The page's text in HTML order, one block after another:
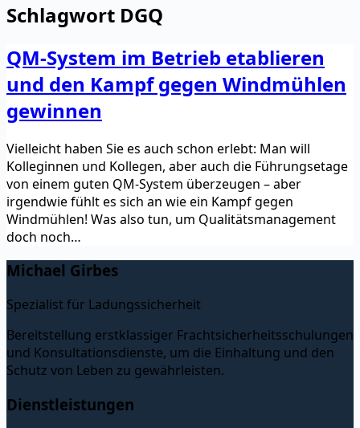
Schlagwort DGQ
QM-System im Betrieb etablieren
und den Kampf gegen Windmühlen
gewinnen
Vielleicht haben Sie es auch schon erlebt: Man will
Kolleginnen und Kollegen, aber auch die Führungsetage
von einem guten QM-System überzeugen – aber
irgendwie fühlt es sich an wie ein Kampf gegen
Windmühlen! Was also tun, um Qualitätsmanagement
doch noch…
Michael Girbes
Spezialist für Ladungssicherheit
Bereitstellung erstklassiger Frachtsicherheitsschulungen
und Konsultationsdienste, um die Einhaltung und den
Schutz von Leben zu gewährleisten.
Dienstleistungen